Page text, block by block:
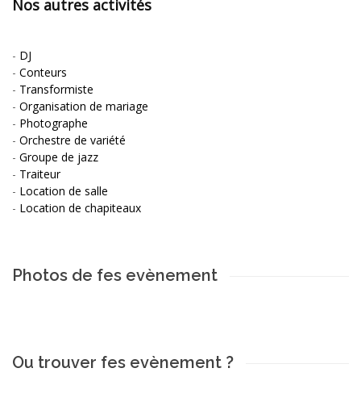
Nos autres activités
- DJ
- Conteurs
- Transformiste
- Organisation de mariage
- Photographe
- Orchestre de variété
- Groupe de jazz
- Traiteur
- Location de salle
- Location de chapiteaux
Photos de fes evènement
Ou trouver fes evènement ?